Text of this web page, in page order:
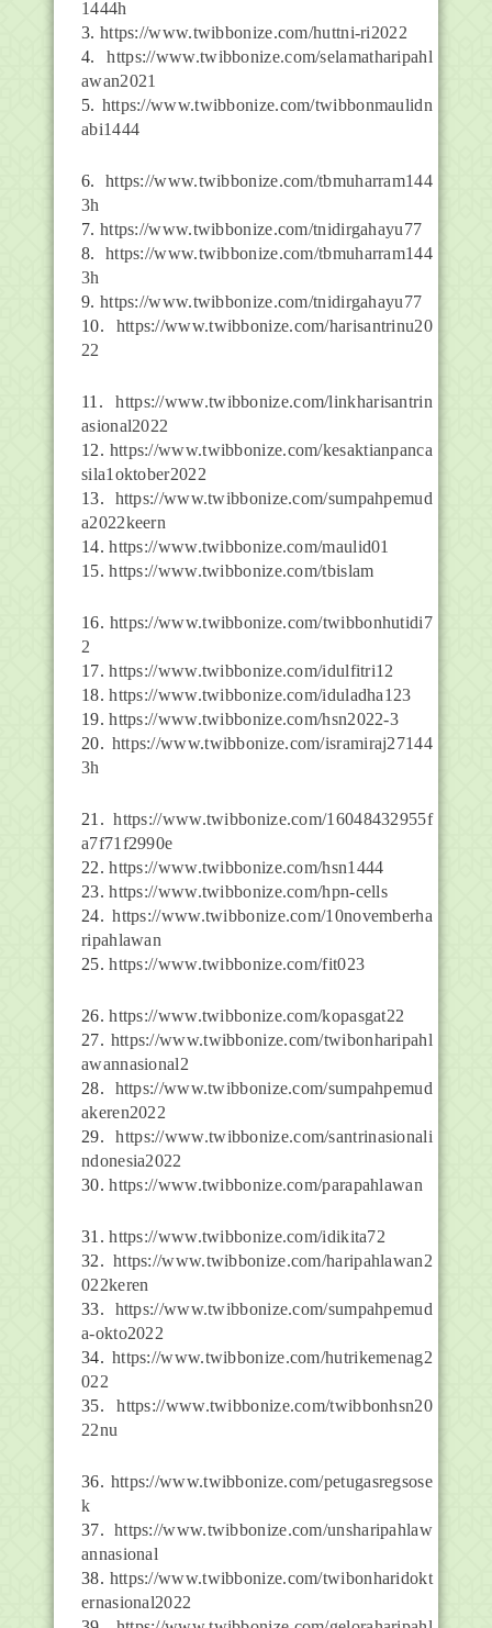
1444h
3. https://www.twibbonize.com/huttni-ri2022
4.https://www.twibbonize.com/selamatharipahl
awan2021
5. https://www.twibbonize.com/twibbonmaulidn
abi1444
6. https://www.twibbonize.com/tbmuharram144
3h
7. https://www.twibbonize.com/tnidirgahayu77
8. https://www.twibbonize.com/tbmuharram144
3h
9. https://www.twibbonize.com/tnidirgahayu77
10. https://www.twibbonize.com/harisantrinu20
22
11.https://www.twibbonize.com/linkharisantrin
asional2022
12. https://www.twibbonize.com/kesaktianpanca
sila1oktober2022
13. https://www.twibbonize.com/sumpahpemud
a2022keern
14.https://www.twibbonize.com/maulid01
15.https://www.twibbonize.com/tbislam
16. https://www.twibbonize.com/twibbonhutidi7
2
17.https://www.twibbonize.com/idulfitri12
18.https://www.twibbonize.com/iduladha123
19.https://www.twibbonize.com/hsn2022-3
20. https://www.twibbonize.com/isramiraj27144
3h
21.https://www.twibbonize.com/16048432955f
a7f71f2990e
22.https://www.twibbonize.com/hsn1444
23.https://www.twibbonize.com/hpn-cells
24.https://www.twibbonize.com/10novemberha
ripahlawan
25.https://www.twibbonize.com/fit023
26.https://www.twibbonize.com/kopasgat22
27. https://www.twibbonize.com/twibonharipahl
awannasional2
28. https://www.twibbonize.com/sumpahpemud
akeren2022
29.https://www.twibbonize.com/santrinasionali
ndonesia2022
30.https://www.twibbonize.com/parapahlawan
31.https://www.twibbonize.com/idikita72
32. https://www.twibbonize.com/haripahlawan2
022keren
33. https://www.twibbonize.com/sumpahpemud
a-okto2022
34. https://www.twibbonize.com/hutrikemenag2
022
35.https://www.twibbonize.com/twibbonhsn20
22nu
36. https://www.twibbonize.com/petugasregsose
k
37. https://www.twibbonize.com/unsharipahlaw
annasional
38. https://www.twibbonize.com/twibonharidokt
ernasional2022